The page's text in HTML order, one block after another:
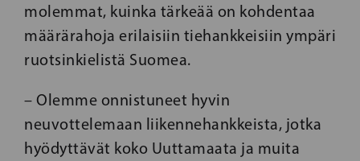
molemmat, kuinka tärkeää on kohdentaa
määrärahoja erilaisiin tiehankkeisiin ympäri
ruotsinkielistä Suomea.
– Olemme onnistuneet hyvin
neuvottelemaan liikennehankkeista, jotka
hyödyttävät koko Uuttamaata ja muita